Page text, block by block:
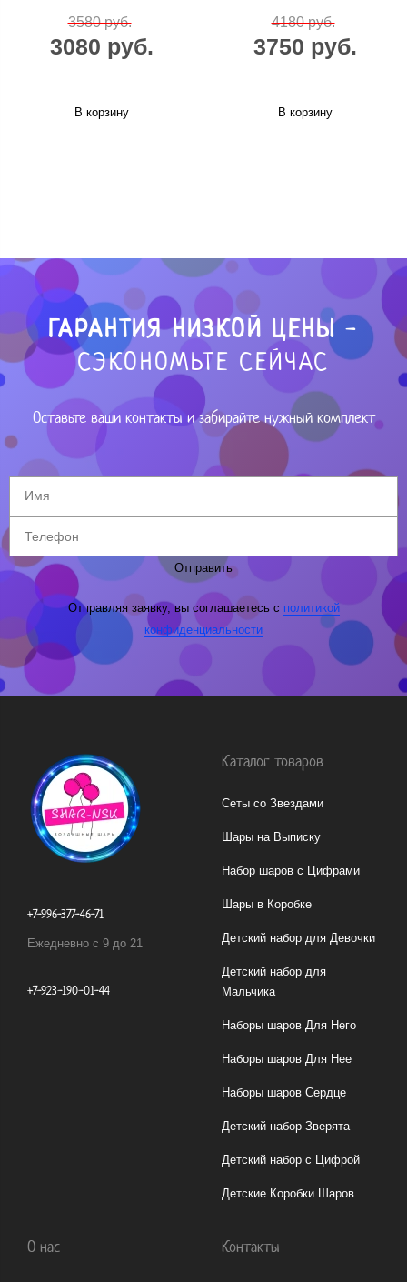
3580 руб.
3080 руб.
В корзину
4180 руб.
3750 руб.
В корзину
ГАРАНТИЯ НИЗКОЙ ЦЕНЫ-
СЭКОНОМЬТЕ СЕЙЧАС
Оставьте ваши контакты и забирайте нужный комплект
Отправить
Отправляя заявку, вы соглашаетесь с политикой
конфиденциальности
+7-996-377-46-71
Ежедневно с 9 до 21
+7-923-190-01-44
Каталог товаров
Сеты со Звездами
Шары на Выписку
Набор шаров с Цифрами
Шары в Коробке
Детский набор для Девочки
Детский набор для
Мальчика
Наборы шаров Для Него
Наборы шаров Для Нее
Наборы шаров Сердце
Детский набор Зверята
Детский набор с Цифрой
Детские Коробки Шаров
О нас Контакты